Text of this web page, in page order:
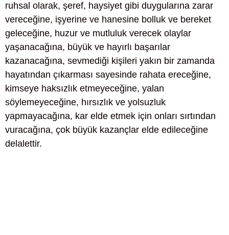
ruhsal olarak, şeref, haysiyet gibi duygularına zarar
vereceğine, işyerine ve hanesine bolluk ve bereket
geleceğine, huzur ve mutluluk verecek olaylar
yaşanacağına, büyük ve hayırlı başarılar
kazanacağına, sevmediği kişileri yakın bir zamanda
hayatından çıkarması sayesinde rahata ereceğine,
kimseye haksızlık etmeyeceğine, yalan
söylemeyeceğine, hırsızlık ve yolsuzluk
yapmayacağına, kar elde etmek için onları sırtından
vuracağına, çok büyük kazançlar elde edileceğine
delalettir.